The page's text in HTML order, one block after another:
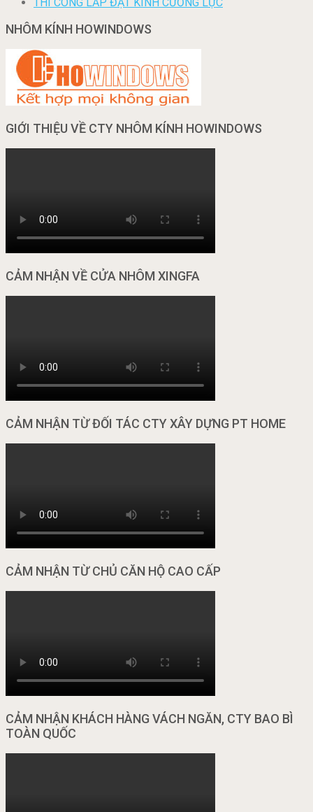
NHÔM KÍNH HOWINDOWS
GIỚI THIỆU VỀ CTY NHÔM KÍNH HOWINDOWS
CẢM NHẬN VỀ CỬA NHÔM XINGFA
CẢM NHẬN TỪ ĐỐI TÁC CTY XÂY DỰNG PT HOME
CẢM NHẬN TỪ CHỦ CĂN HỘ CAO CẤP
CẢM NHẬN KHÁCH HÀNG VÁCH NGĂN, CTY BAO BÌ
TOÀN QUỐC